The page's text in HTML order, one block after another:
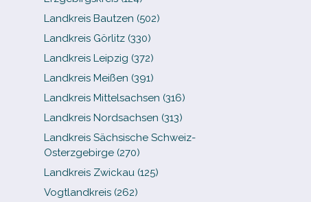
Landkreis Bautzen (502)
Landkreis Görlitz (330)
Landkreis Leipzig (372)
Landkreis Meißen (391)
Landkreis Mittelsachsen (316)
Landkreis Nordsachsen (313)
Landkreis Sächsische Schweiz-​
Osterzgebirge (270)
Landkreis Zwickau (125)
Vogtlandkreis (262)